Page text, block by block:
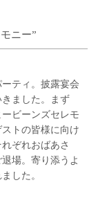
ニー”
ティ。披露宴会
ました。まず
ビーンズセレモ
トの皆様に向け
ぞれおばあさ
場。寄り添うよ
した。